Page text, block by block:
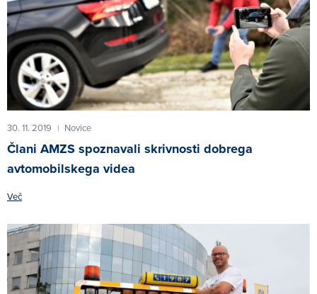
30. 11. 2019 | Novice
Člani AMZS spoznavali skrivnosti dobrega
avtomobilskega videa
Več